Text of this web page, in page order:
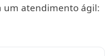
um atendimento ágil: